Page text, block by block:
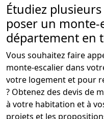
Étudiez
poser un monte-
département en
Vous souhaitez faire
monte-escalierdans
votre logement et pour
? Obtenez des devis de
à votre habitation et à
projets et les